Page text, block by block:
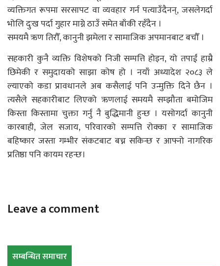
व्यक्तिगत रूपमा सरसापट वा व्यवहार गर्न पत्याउँदैनन्, जसलेगर्दा
भोलि दुःख पर्दा गुहार माग्ने ठाउँ समेत बाँकी रहँदैन ।
समयमै ऋण तिरौँ, कानुनी झमेला र सामाजिक अपमानबाट बचौँ ।
सहकारी कुनै व्यक्ति विशेषको निजी सम्पत्ति होइन, यो तपाईं हाम्रै
छिमेकी र समुदायको साझा कोष हो । नयाँ अध्यादेश २०८३ ले
ल्याएको कडा प्रावधानले अब कसैलाई पनि उन्मुक्ति दिने छैन ।
त्यसैले सहकारीबाट लिएको ऋणलाई समयमै सम्झौता बमोजिम
किस्ता किस्तामा चुक्ता गर्नु नै बुद्धिमानी हुन्छ । यसोगर्दा कानुनी
कारबाही, जेल सजाय, परिवारको सम्पत्ति रोक्का र सामाजिक
बहिष्कार जस्ता गम्भीर संकटबाट बच्न सकिन्छ र आफ्नो नागरिक
प्रतिष्ठा पनि कायम रहन्छ।
Leave a comment
सम्बन्धित समाचार